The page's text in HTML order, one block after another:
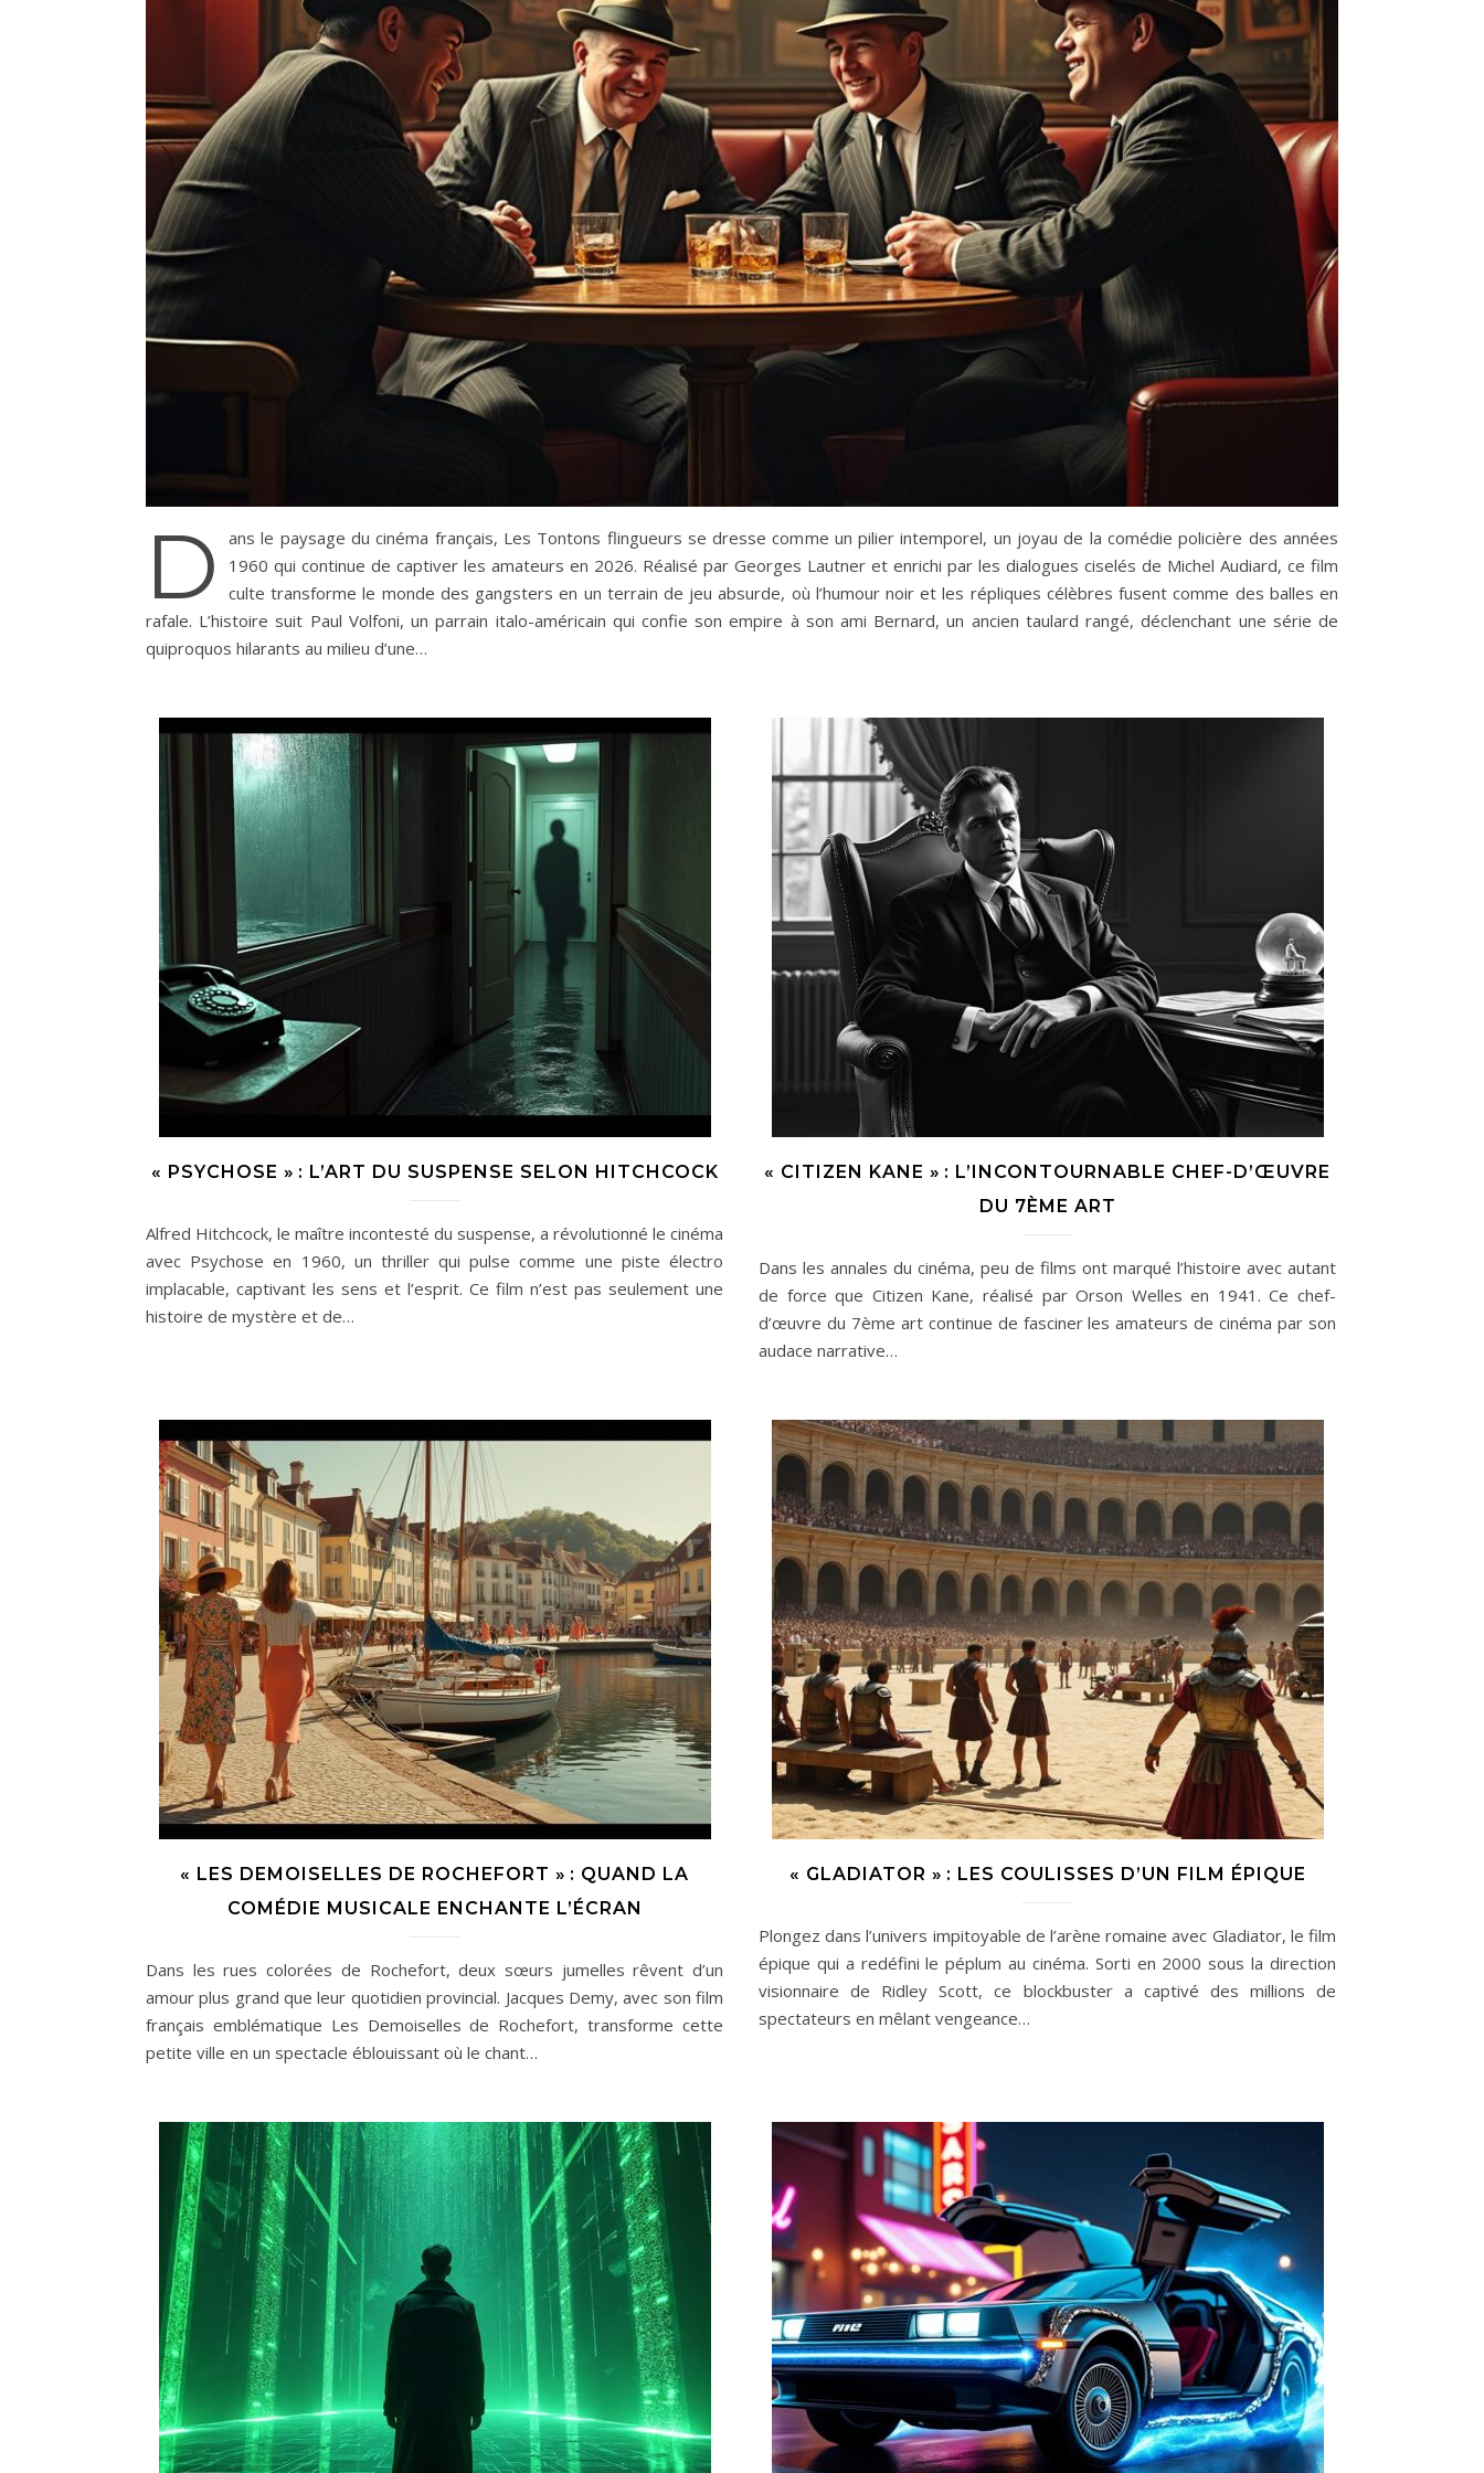
D
ans le paysage du cinéma français, Les Tontons flingueurs se dresse comme un pilier intemporel, un joyau de la comédie policière des années
1960 qui continue de captiver les amateurs en 2026. Réalisé par Georges Lautner et enrichi par les dialogues ciselés de Michel Audiard, ce film
culte transforme le monde des gangsters en un terrain de jeu absurde, où l’humour noir et les répliques célèbres fusent comme des balles en
rafale. L’histoire suit Paul Volfoni, un parrain italo-américain qui confie son empire à son ami Bernard, un ancien taulard rangé, déclenchant une série de
quiproquos hilarants au milieu d’une…
« PSYCHOSE » : L’ART DU SUSPENSE SELON HITCHCOCK
Alfred Hitchcock, le maître incontesté du suspense, a révolutionné le cinéma
avec Psychose en 1960, un thriller qui pulse comme une piste électro
implacable, captivant les sens et l’esprit. Ce film n’est pas seulement une
histoire de mystère et de…
« CITIZEN KANE » : L’INCONTOURNABLE CHEF-D’ŒUVRE
DU 7ÈME ART
Dans les annales du cinéma, peu de films ont marqué l’histoire avec autant
de force que Citizen Kane, réalisé par Orson Welles en 1941. Ce chef-
d’œuvre du 7ème art continue de fasciner les amateurs de cinéma par son
audace narrative…
« LES DEMOISELLES DE ROCHEFORT » : QUAND LA
COMÉDIE MUSICALE ENCHANTE L’ÉCRAN
Dans les rues colorées de Rochefort, deux sœurs jumelles rêvent d’un
amour plus grand que leur quotidien provincial. Jacques Demy, avec son film
français emblématique Les Demoiselles de Rochefort, transforme cette
petite ville en un spectacle éblouissant où le chant…
« GLADIATOR » : LES COULISSES D’UN FILM ÉPIQUE
Plongez dans l’univers impitoyable de l’arène romaine avec Gladiator, le film
épique qui a redéfini le péplum au cinéma. Sorti en 2000 sous la direction
visionnaire de Ridley Scott, ce blockbuster a captivé des millions de
spectateurs en mêlant vengeance…